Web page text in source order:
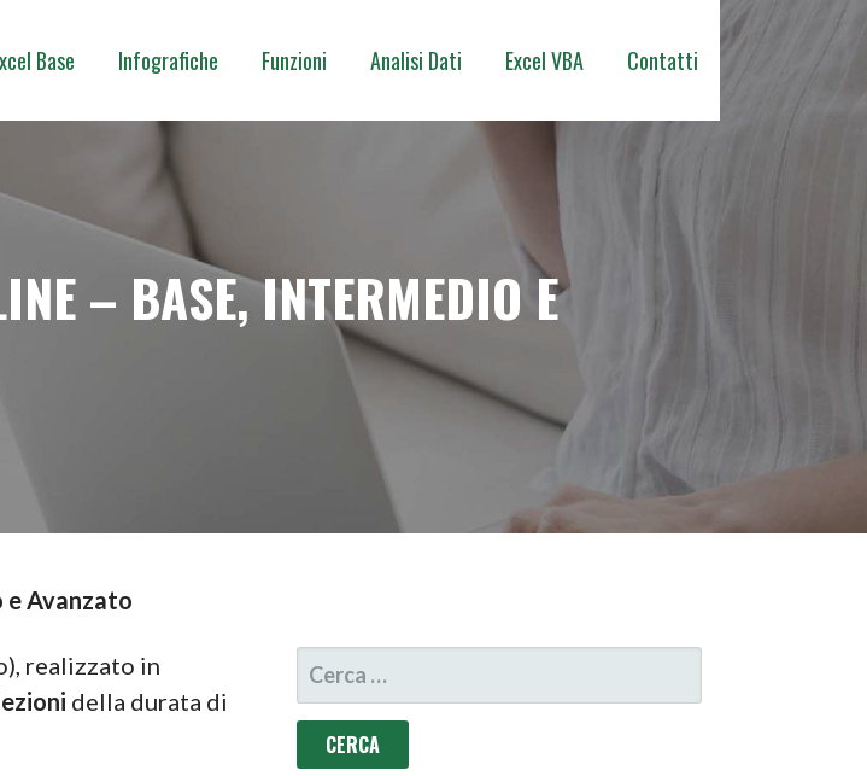
Base Infografiche Funzioni Analisi Dati Excel VBA Contatti
– BASE, INTERMEDIO E
e Avanzato
realizzato in
della durata di
RICERCA
PER: